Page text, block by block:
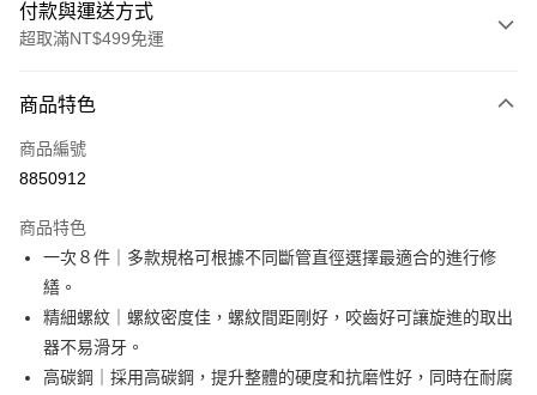
付款與運送方式
超取滿NT$499免運
信用卡一次付款
超商取貨付款
Apple Pay
街口支付
悠遊付
AFTEE先享後付
商品特色
商品編號
8850912
商品特色
一次８件｜多款規格可根據不同斷管直徑選擇最適合的進行修
繕。
精細螺紋｜螺紋密度佳，螺紋間距剛好，咬齒好可讓旋進的取出
器不易滑牙。
高碳鋼｜採用高碳鋼，提升整體的硬度和抗磨性好，同時在耐腐